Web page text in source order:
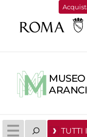
TUTTI